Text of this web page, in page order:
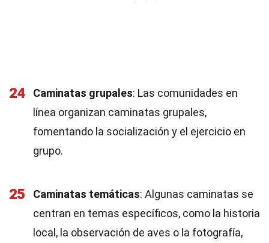
24 Caminatas grupales: Las comunidades en
línea organizan caminatas grupales,
fomentando la socialización y el ejercicio en
grupo.
25 Caminatas temáticas: Algunas caminatas se
centran en temas específicos, como la historia
local, la observación de aves o la fotografía,